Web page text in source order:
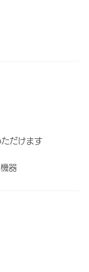
だけます
器